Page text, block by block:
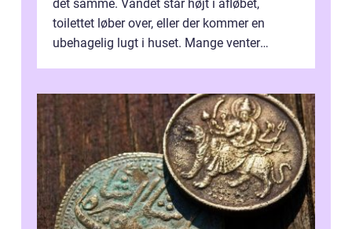
det samme. Vandet står højt i afløbet,
toilettet løber over, eller der kommer en
ubehagelig lugt i huset. Mange venter